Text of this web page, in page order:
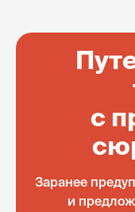
с
Заранее
и